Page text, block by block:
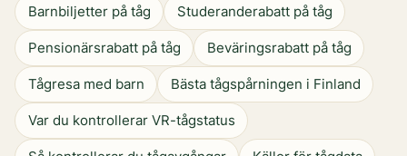
Barnbiljetter på tåg Studeranderabatt på tåg
Pensionärsrabatt på tåg Beväringsrabatt på tåg
Tågresa med barn Bästa tågspårningen i Finland
Var du kontrollerar VR-tågstatus